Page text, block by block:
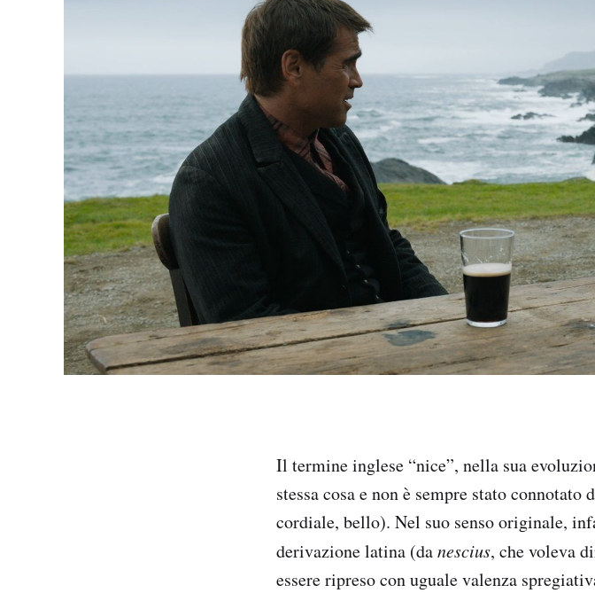
Il termine inglese “nice”, nella sua
stessa cosa e non è sempre stato
cordiale, bello). Nel suo senso originale,
derivazione latina (danescius, che voleva
essere ripreso con uguale valenza